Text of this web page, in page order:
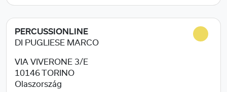
PERCUSSIONLINE
DI PUGLIESE MARCO
VIA VIVERONE 3/E
10146
TORINO
Olaszország